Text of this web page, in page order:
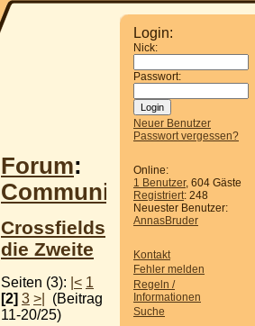
Login:
Nick:
Passwort:
Neuer Benutzer
Passwort vergessen?
Online:
1 Benutzer, 604 Gäste
Registriert: 248
Neuester Benutzer:
AnnasBruder
Kontakt
Fehler melden
Regeln /
Informationen
Suche
Forum:
Communitytreffen
Crossfields
die Zweite
Seiten (3): |< 1
[2] 3 >|
(Beitrag
11-20/25)